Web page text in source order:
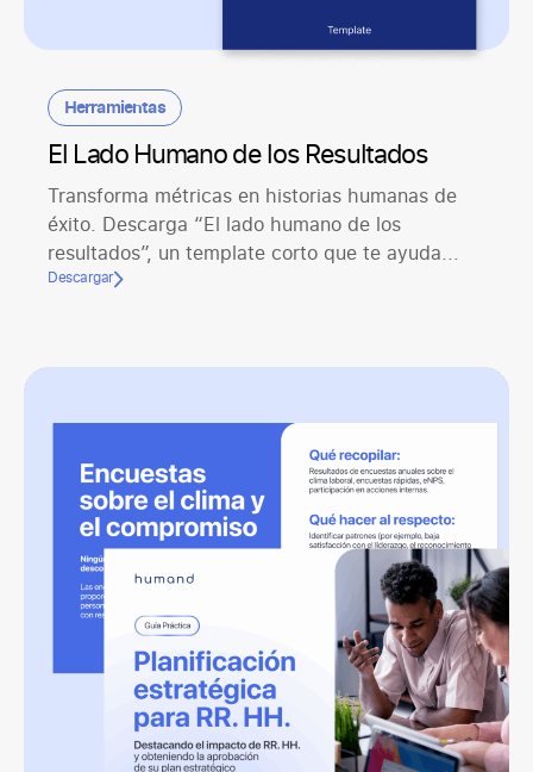
Herramientas
El Lado Humano de los Resultados
Transforma métricas en historias humanas de
éxito. Descarga “El lado humano de los
resultados”, un template corto que te ayuda...
Descargar